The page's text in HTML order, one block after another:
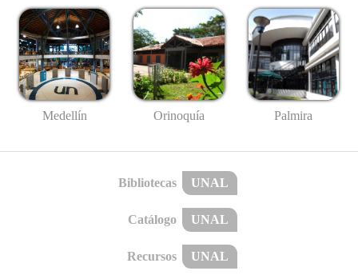
Medellín Orinoquía Palmira
Bibliotecas UNAL
Catálogo UNAL
Recursos UNAL